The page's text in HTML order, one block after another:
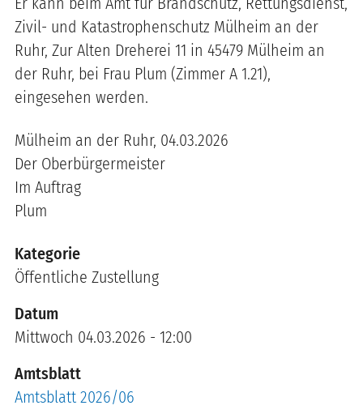
Zivil- und Katastrophenschutz Mülheim an der
Ruhr, Zur Alten Dreherei 11 in 45479 Mülheim an
der Ruhr, bei Frau Plum (Zimmer A 1.21),
eingesehen werden.
Mülheim an der Ruhr, 04.03.2026
Der Oberbürgermeister
Im Auftrag
Plum
Kategorie
Öffentliche Zustellung
Datum
Mittwoch 04.03.2026 - 12:00
Amtsblatt
Amtsblatt 2026/06